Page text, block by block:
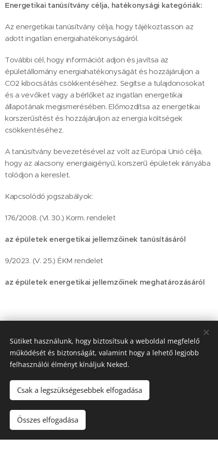
Energetikai tanúsítvány célja, hatékonysági kategóriák:
Az energetikai tanúsítvány célja, hogy tájékoztasson az
adott ingatlan energiahatékonyságáról.
További cél, hogy információt adjon és javítsa az
épületállomány energiahatékonyságát és hozzájáruljon a
CO2 kibocsátás csökkentéséhez. Segítse a tulajdonosokat
és a vevőket vagy a bérlőket az ingatlan energetikai
állapotának megismerésében. Előmozdítsa az energetikai
korszerűsítést és hozzájáruljon az energia költségek
csökkentéséhez.
A tanúsítvány bevezetésével az volt az Európai Unió célja,
hogy az alacsony energiaigényű, korszerű épületek irányába
tolódjon a kereslet.
Kapcsolódó jogszabályok:
176/2008. (VI. 30.) Korm. rendelet
az épületek energetikai jellemzőinek tanúsításáról
9/2023. (V. 25.) ÉKM rendelet
az épületek energetikai jellemzőinek meghatározásáról
Tégi József, 8474 Csabrendek, Millenniumi lakópark 7.,
+36303470062, jozseftegi@gmail.com
Az oldalt a
Sütiket használunk, hogy biztosítsuk a weboldal megfelelő
működését és biztonságát, valamint hogy a lehető legjobb
felhasználói élményt kínáljuk Neked.
Csak a legszükségesebbek elfogadása
Összes elfogadása